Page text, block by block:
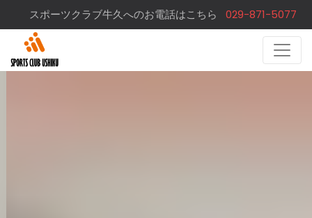
スポーツクラブ牛久へのお電話はこちら 029-871-5077